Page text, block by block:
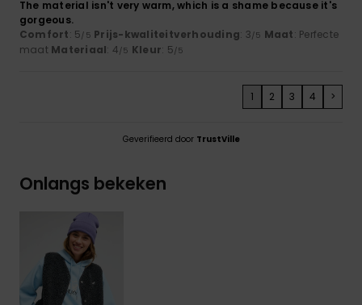
The material isn't very warm, which is a shame because it's
gorgeous.
Comfort: 5/5 Prijs-kwaliteitverhouding: 3/5 Maat: Perfecte
maat Materiaal: 4/5 Kleur: 5/5
1 2 3 4 >
Geverifieerd door TrustVille
Onlangs bekeken